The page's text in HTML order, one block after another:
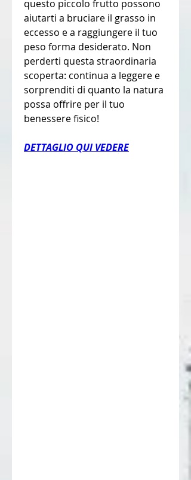
questo piccolo frutto possono
aiutarti a bruciare il grasso in
eccesso e a raggiungere il tuo
peso forma desiderato. Non
perderti questa straordinaria
scoperta: continua a leggere e
sorprenditi di quanto la natura
possa offrire per il tuo
benessere fisico!
DETTAGLIO QUI VEDERE